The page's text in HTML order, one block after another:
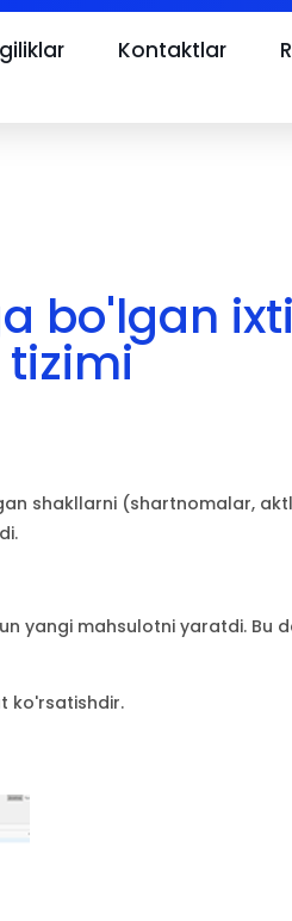
Kontaktlar
bo'lgan
shakllarni (shartnomalar,
yangi mahsulotni yaratdi. Bu
ko'rsatishdir.